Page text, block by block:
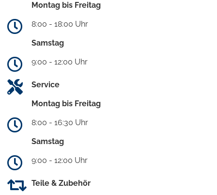
Montag bis Freitag
8:00 - 18:00 Uhr
Samstag
9:00 - 12:00 Uhr
Service
Montag bis Freitag
8:00 - 16:30 Uhr
Samstag
9:00 - 12:00 Uhr
Teile & Zubehör